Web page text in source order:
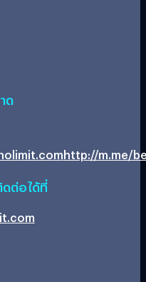
ด
http://m.me/
ต่อได้ที่